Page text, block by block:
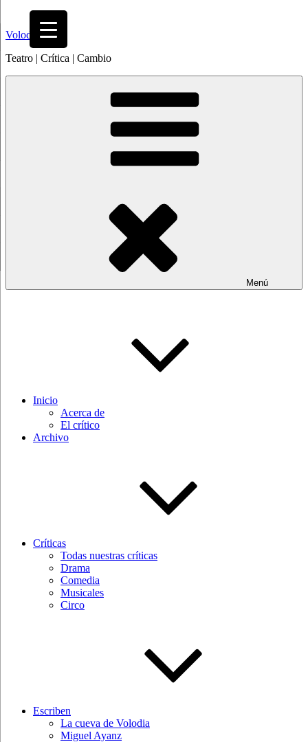
contenido
Volodia
Teatro | Crítica | Cambio
Menú
Inicio
Acerca de
El crítico
Archivo
Críticas
Todas nuestras críticas
Drama
Comedia
Musicales
Circo
Escriben
La cueva de Volodia
Miguel Ayanz